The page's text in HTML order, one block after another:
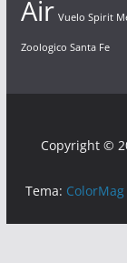
Air Vuelo Spirit
Zoologico Santa Fe
Copyright ©
Tema: ColorMag